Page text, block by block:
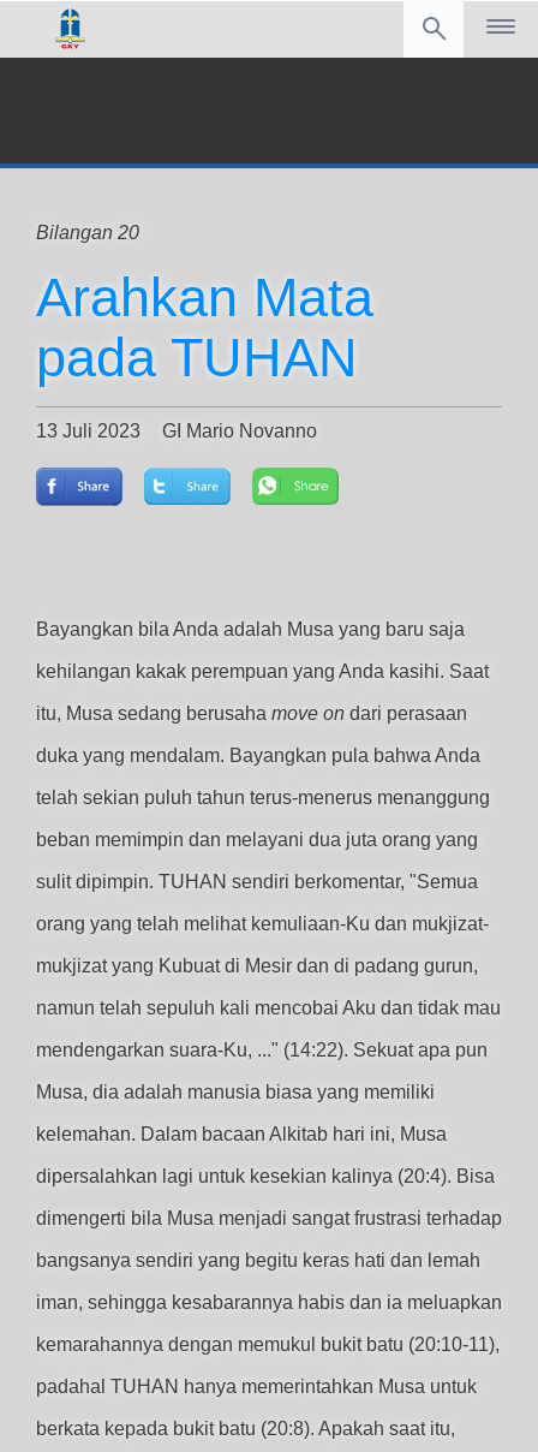
Bilangan 20
Arahkan Mata
pada TUHAN
13 Juli 2023 GI Mario Novanno
Bayangkan bila Anda adalah Musa yang baru saja
kehilangan kakak perempuan yang Anda kasihi. Saat
itu, Musa sedang berusaha move on dari perasaan
duka yang mendalam. Bayangkan pula bahwa Anda
telah sekian puluh tahun terus-menerus menanggung
beban memimpin dan melayani dua juta orang yang
sulit dipimpin. TUHAN sendiri berkomentar, "Semua
orang yang telah melihat kemuliaan-Ku dan mukjizat-
mukjizat yang Kubuat di Mesir dan di padang gurun,
namun telah sepuluh kali mencobai Aku dan tidak mau
mendengarkan suara-Ku, ..." (14:22). Sekuat apa pun
Musa, dia adalah manusia biasa yang memiliki
kelemahan. Dalam bacaan Alkitab hari ini, Musa
dipersalahkan lagi untuk kesekian kalinya (20:4). Bisa
dimengerti bila Musa menjadi sangat frustrasi terhadap
bangsanya sendiri yang begitu keras hati dan lemah
iman, sehingga kesabarannya habis dan ia meluapkan
kemarahannya dengan memukul bukit batu (20:10-11),
padahal TUHAN hanya memerintahkan Musa untuk
berkata kepada bukit batu (20:8). Apakah saat itu,